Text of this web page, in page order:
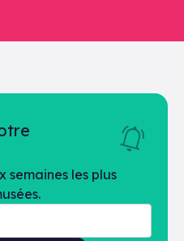
semaines les plus